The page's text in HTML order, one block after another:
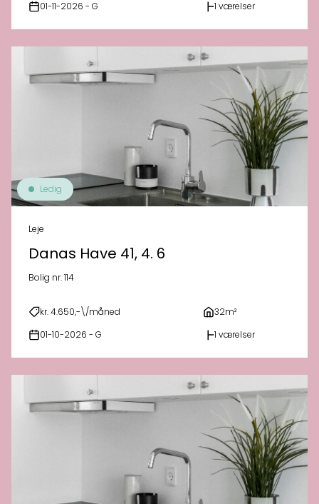
01-11-2026 - G 1 værelser
Ledig
Leje
Danas Have 41, 4. 6
Bolig nr. 114
kr. 4.650,-\/måned 32m²
01-10-2026 - G 1 værelser